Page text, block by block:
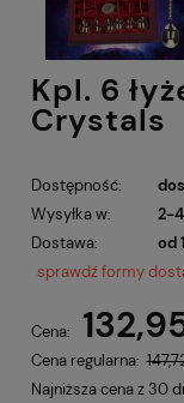
Kpl. 6
Crystals
Dostępność:
Wysyłka w:
2-
Dostawa:
od
Cena nie
sprawdź formy
Cena:
Cena regularna:
Najniższa cena z 30